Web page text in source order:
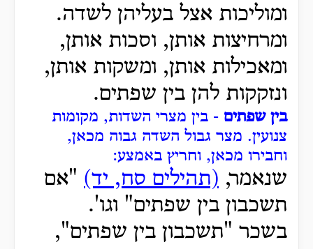
ומוליכות אצל בעליהן לשדה.
ומרחיצות אותן, וסכות אותן,
ומאכילות אותן, ומשקות אותן,
ונזקקות להן בין שפתים.
בין שפתים - בין מצרי השדות, מקומות
צנועין. מצר גבול השדה גבוה מכאן,
וחבירו מכאן, וחריץ באמצע:
שנאמר, (תהילים סח, יד) "אם
תשכבון בין שפתים" וגו'.
בשכר "תשכבון בין שפתים",